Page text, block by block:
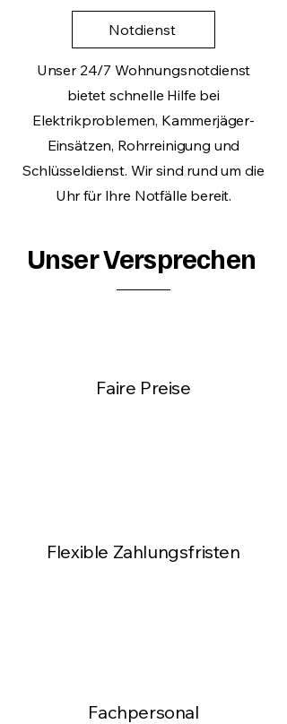
Notdienst
Unser 24/7 Wohnungsnotdienst
bietet schnelle Hilfe bei
Elektrikproblemen, Kammerjäger-
Einsätzen, Rohrreinigung und
Schlüsseldienst. Wir sind rund um die
Uhr für Ihre Notfälle bereit.
Unser Versprechen
Faire Preise
Flexible Zahlungsfristen
Fachpersonal